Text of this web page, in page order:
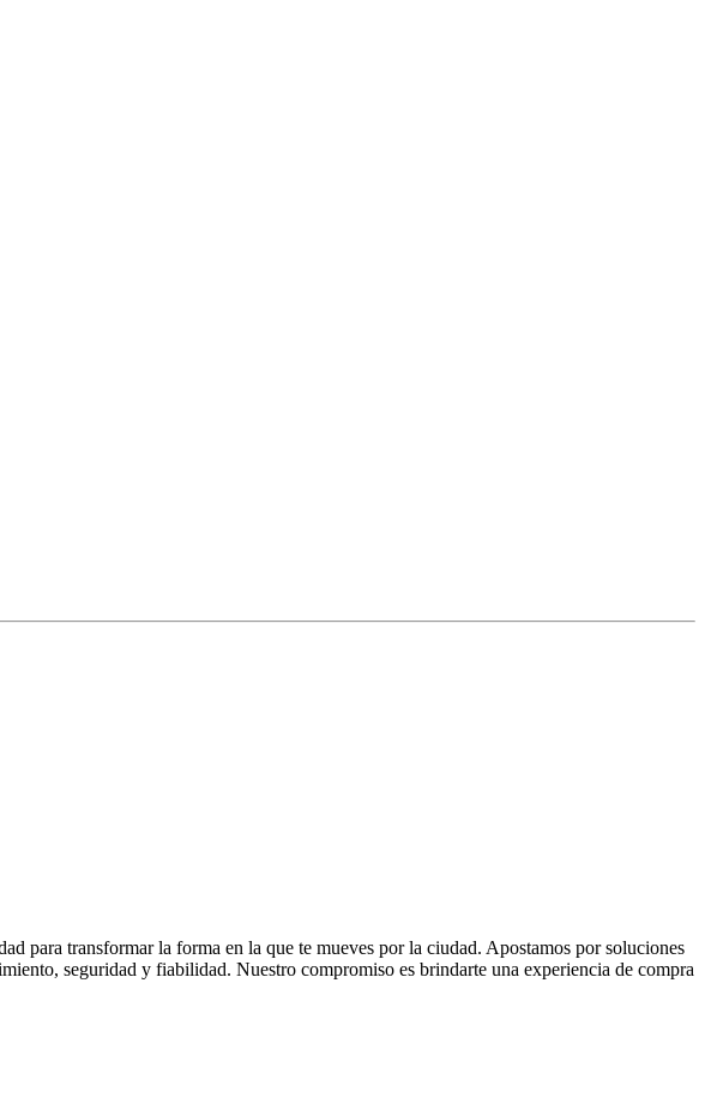
para transformar la forma en la que te mueves por la ciudad. Apostamos por soluciones
seguridad y fiabilidad. Nuestro compromiso es brindarte una experiencia de compra